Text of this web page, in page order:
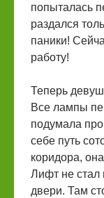
попыталась
раздался
паники!
работу!
Теперь
Все лампы
подумала
себе путь
коридора,
Лифт не стал
двери. Там